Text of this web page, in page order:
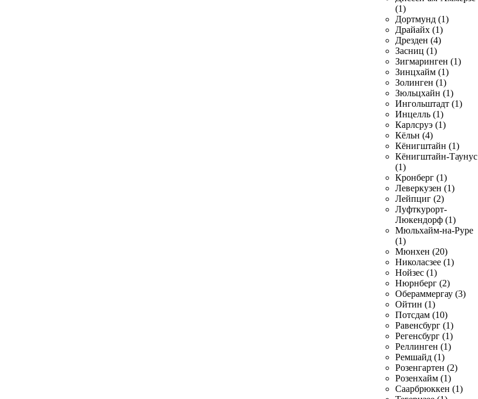
(1)
Дортмунд (1)
Драйайх (1)
Дрезден (4)
Засниц (1)
Зигмаринген (1)
Зинцхайм (1)
Золинген (1)
Зюльцхайн (1)
Ингольштадт (1)
Инцелль (1)
Карлсруэ (1)
Кёльн (4)
Кёнигштайн (1)
Кёнигштайн-Таунус
(1)
Кронберг (1)
Леверкузен (1)
Лейпциг (2)
Луфткурорт-
Люкендорф (1)
Мюльхайм-на-Руре
(1)
Мюнхен (20)
Николасзее (1)
Нойзес (1)
Нюрнберг (2)
Обераммергау (3)
Ойтин (1)
Потсдам (10)
Равенсбург (1)
Регенсбург (1)
Реллинген (1)
Ремшайд (1)
Розенгартен (2)
Розенхайм (1)
Саарбрюккен (1)